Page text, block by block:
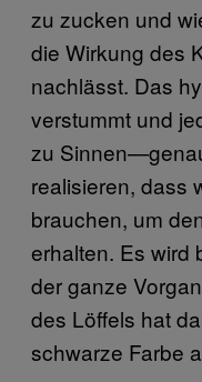
zu zucken und
die Wirkung des
nachlässt. Das
verstummt und
zu
realisieren, dass
brauchen, um
erhalten. Es wird
der ganze
des Löffels hat
schwarze Farbe